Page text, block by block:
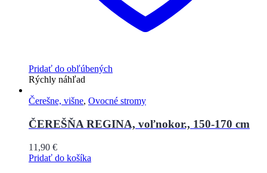
Pridať do obľúbených
Rýchly náhľad
Čerešne, višne, Ovocné stromy
ČEREŠŇA REGINA, voľnokor., 150-170 cm
11,90 €
Pridať do košíka